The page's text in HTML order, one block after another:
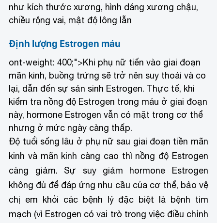
như kích thước xương, hình dáng xương chậu,
chiều rộng vai, mật độ lông lẫn
Định lượng Estrogen máu
ont-weight: 400;">Khi phụ nữ tiến vào giai đoạn
mãn kinh, buồng trứng sẽ trở nên suy thoái và co
lại, dẫn đến sự sản sinh Estrogen. Thực tế, khi
kiểm tra nồng độ Estrogen trong máu ở giai đoạn
này, hormone Estrogen vẫn có mặt trong cơ thể
nhưng ở mức ngày càng thấp.
Độ tuổi sống lâu ở phụ nữ sau giai đoạn tiền mãn
kinh và mãn kinh càng cao thì nồng độ Estrogen
càng giảm. Sự suy giảm hormone Estrogen
không đủ để đáp ứng nhu cầu của cơ thể, bảo vệ
chị em khỏi các bệnh lý đặc biệt là bệnh tim
mạch (vì Estrogen có vai trò trong việc điều chỉnh